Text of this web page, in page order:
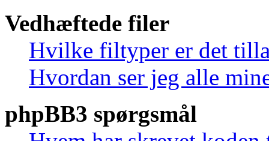
Vedhæftede filer
Hvilke filtyper er det
Hvordan ser jeg alle
phpBB3 spørgsmål